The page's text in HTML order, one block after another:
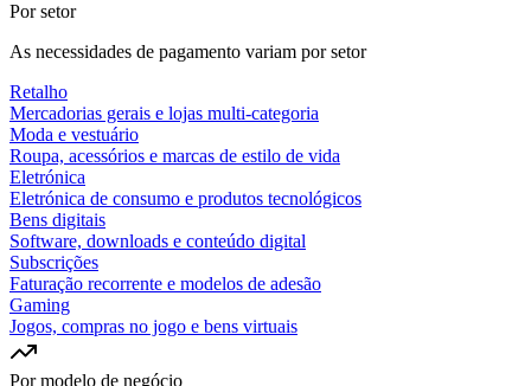
Por setor
As necessidades de pagamento variam por setor
Retalho
Mercadorias gerais e lojas multi-categoria
Moda e vestuário
Roupa, acessórios e marcas de estilo de vida
Eletrónica
Eletrónica de consumo e produtos tecnológicos
Bens digitais
Software, downloads e conteúdo digital
Subscrições
Faturação recorrente e modelos de adesão
Gaming
Jogos, compras no jogo e bens virtuais
Por modelo de negócio